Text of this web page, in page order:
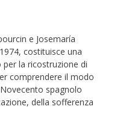
e Josemaría
costituisce una
la ricostruzione di
comprendere il modo
spagnolo
della sofferenza